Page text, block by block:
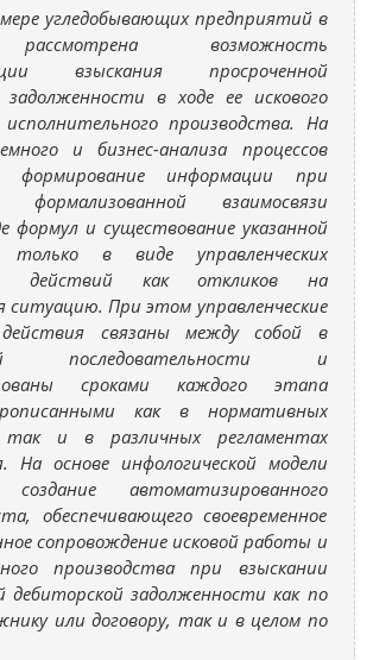
угледобывающих предприятий в
возможность
взыскания просроченной
задолженности в ходе ее искового
производства. На
и бизнес-анализа процессов
формирование информации при
формализованной взаимосвязи
формул и существование указанной
только в виде управленческих
действий как откликов на
При этом управленческие
связаны между собой в
последовательности и
сроками каждого этапа
как в нормативных
так и в различных регламентах
На основе инфологической модели
создание автоматизированного
обеспечивающего своевременное
сопровождение исковой работы и
производства при взыскании
дебиторской задолженности как по
или договору, так и в целом по